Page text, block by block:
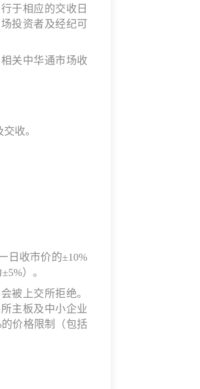
于相应的交收日
投资者及经纪可
关中华通市场收
收。
日收市价的±10%
）。
被上交所拒绝。
主板及中小企业
价格限制（包括